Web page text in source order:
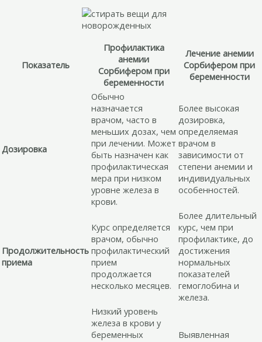
Показатель
Профилактика
анемии
Сорбифером при
беременности
Лечение анемии
Сорбифером при
беременности
Дозировка
Обычно
назначается
врачом, часто в
меньших дозах, чем
при лечении. Может
быть назначен как
профилактическая
мера при низком
уровне железа в
крови.
Более высокая
дозировка,
определяемая
врачом в
зависимости от
степени анемии и
индивидуальных
особенностей.
Продолжительность
приема
Курс определяется
врачом, обычно
профилактический
прием
продолжается
несколько месяцев.
Более длительный
курс, чем при
профилактике, до
достижения
нормальных
показателей
гемоглобина и
железа.
Низкий уровень
железа в крови у
беременных
Выявленная